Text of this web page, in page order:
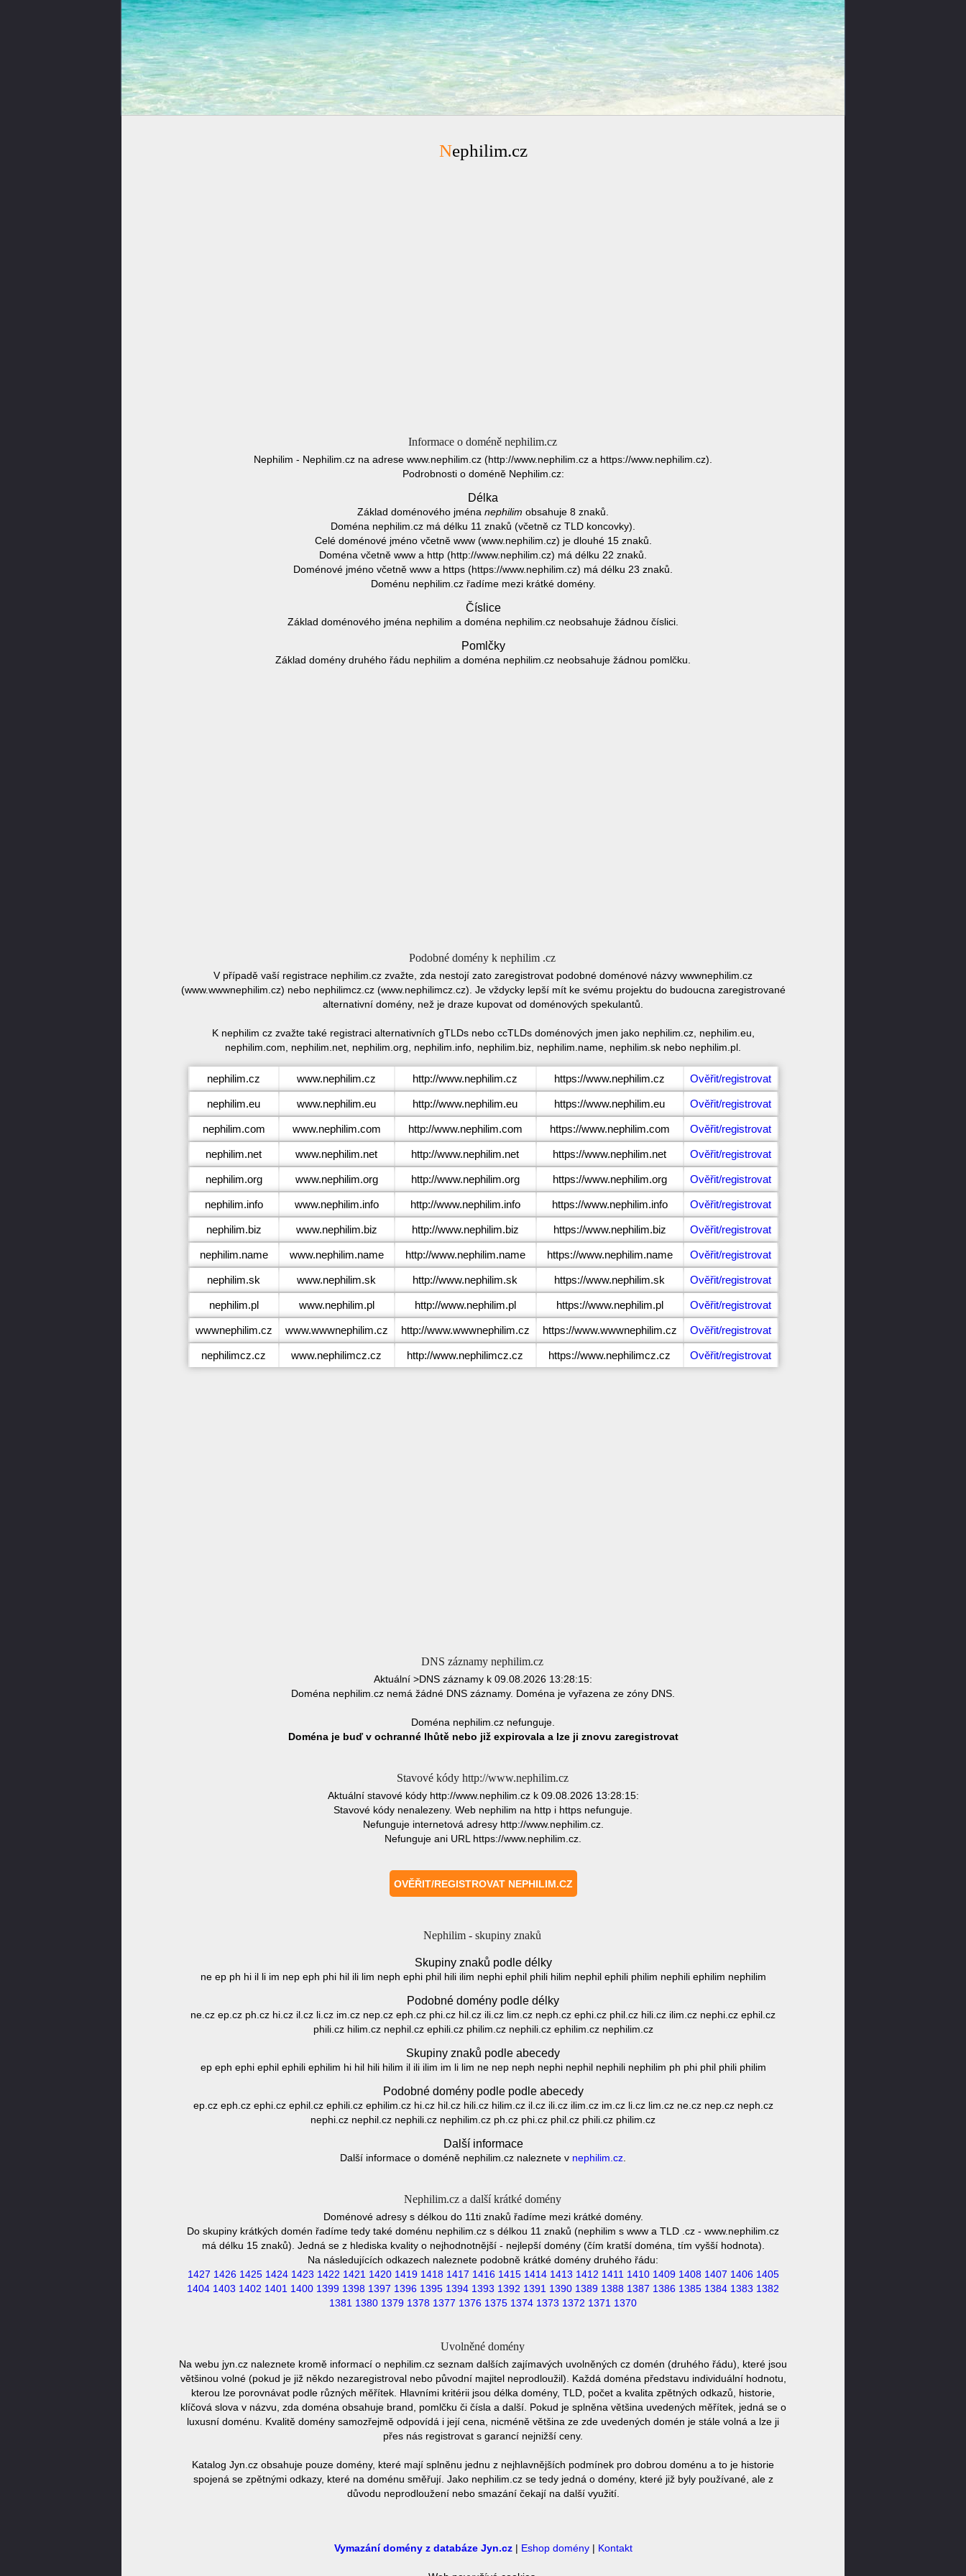
Nephilim.cz
Informace o doméně nephilim.cz
Nephilim - Nephilim.cz na adrese www.nephilim.cz (http://www.nephilim.cz a https://www.nephilim.cz).
Podrobnosti o doméně Nephilim.cz:
Délka
Základ doménového jména nephilim obsahuje 8 znaků.
Doména nephilim.cz má délku 11 znaků (včetně cz TLD koncovky).
Celé doménové jméno včetně www (www.nephilim.cz) je dlouhé 15 znaků.
Doména včetně www a http (http://www.nephilim.cz) má délku 22 znaků.
Doménové jméno včetně www a https (https://www.nephilim.cz) má délku 23 znaků.
Doménu nephilim.cz řadíme mezi krátké domény.
Číslice
Základ doménového jména nephilim a doména nephilim.cz neobsahuje žádnou číslici.
Pomlčky
Základ domény druhého řádu nephilim a doména nephilim.cz neobsahuje žádnou pomlčku.
Podobné domény k nephilim .cz
V případě vaší registrace nephilim.cz zvažte, zda nestojí zato zaregistrovat podobné doménové názvy wwwnephilim.cz
(www.wwwnephilim.cz) nebo nephilimcz.cz (www.nephilimcz.cz). Je vždycky lepší mít ke svému projektu do budoucna zaregistrované
alternativní domény, než je draze kupovat od doménových spekulantů.
K nephilim cz zvažte také registraci alternativních gTLDs nebo ccTLDs doménových jmen jako nephilim.cz, nephilim.eu,
nephilim.com, nephilim.net, nephilim.org, nephilim.info, nephilim.biz, nephilim.name, nephilim.sk nebo nephilim.pl.
nephilim.cz www.nephilim.cz http://www.nephilim.cz https://www.nephilim.cz Ověřit/registrovat
nephilim.eu www.nephilim.eu http://www.nephilim.eu https://www.nephilim.eu Ověřit/registrovat
nephilim.com www.nephilim.com http://www.nephilim.com https://www.nephilim.com Ověřit/registrovat
nephilim.net www.nephilim.net http://www.nephilim.net https://www.nephilim.net Ověřit/registrovat
nephilim.org www.nephilim.org http://www.nephilim.org https://www.nephilim.org Ověřit/registrovat
nephilim.info www.nephilim.info http://www.nephilim.info https://www.nephilim.info Ověřit/registrovat
nephilim.biz www.nephilim.biz http://www.nephilim.biz https://www.nephilim.biz Ověřit/registrovat
nephilim.name www.nephilim.name http://www.nephilim.name https://www.nephilim.name Ověřit/registrovat
nephilim.sk www.nephilim.sk http://www.nephilim.sk https://www.nephilim.sk Ověřit/registrovat
nephilim.pl www.nephilim.pl http://www.nephilim.pl https://www.nephilim.pl Ověřit/registrovat
wwwnephilim.cz www.wwwnephilim.cz http://www.wwwnephilim.cz https://www.wwwnephilim.cz Ověřit/registrovat
nephilimcz.cz www.nephilimcz.cz http://www.nephilimcz.cz https://www.nephilimcz.cz Ověřit/registrovat
DNS záznamy nephilim.cz
Aktuální >DNS záznamy k 09.08.2026 13:28:15:
Doména nephilim.cz nemá žádné DNS záznamy. Doména je vyřazena ze zóny DNS.
Doména nephilim.cz nefunguje.
Doména je buď v ochranné lhůtě nebo již expirovala a lze ji znovu zaregistrovat
Stavové kódy http://www.nephilim.cz
Aktuální stavové kódy http://www.nephilim.cz k 09.08.2026 13:28:15:
Stavové kódy nenalezeny. Web nephilim na http i https nefunguje.
Nefunguje internetová adresy http://www.nephilim.cz.
Nefunguje ani URL https://www.nephilim.cz.
Nephilim - skupiny znaků
Skupiny znaků podle délky
ne ep ph hi il li im nep eph phi hil ili lim neph ephi phil hili ilim nephi ephil phili hilim nephil ephili philim nephili ephilim nephilim
Podobné domény podle délky
ne.cz ep.cz ph.cz hi.cz il.cz li.cz im.cz nep.cz eph.cz phi.cz hil.cz ili.cz lim.cz neph.cz ephi.cz phil.cz hili.cz ilim.cz nephi.cz ephil.cz
phili.cz hilim.cz nephil.cz ephili.cz philim.cz nephili.cz ephilim.cz nephilim.cz
Skupiny znaků podle abecedy
ep eph ephi ephil ephili ephilim hi hil hili hilim il ili ilim im li lim ne nep neph nephi nephil nephili nephilim ph phi phil phili philim
Podobné domény podle podle abecedy
ep.cz eph.cz ephi.cz ephil.cz ephili.cz ephilim.cz hi.cz hil.cz hili.cz hilim.cz il.cz ili.cz ilim.cz im.cz li.cz lim.cz ne.cz nep.cz neph.cz
nephi.cz nephil.cz nephili.cz nephilim.cz ph.cz phi.cz phil.cz phili.cz philim.cz
Další informace
Další informace o doméně nephilim.cz naleznete v nephilim.cz
Nephilim.cz a další krátké domény
Doménové adresy s délkou do 11ti znaků řadíme mezi krátké domény.
Do skupiny krátkých domén řadíme tedy také doménu nephilim.cz s délkou 11 znaků (nephilim s www a TLD .cz - www.nephilim.cz
má délku 15 znaků). Jedná se z hlediska kvality o nejhodnotnější - nejlepší domény (čím kratší doména, tím vyšší hodnota).
Na následujících odkazech naleznete podobně krátké domény druhého řádu:
1427 1426 1425 1424 1423 1422 1421 1420 1419 1418 1417 1416 1415 1414 1413 1412 1411 1410 1409 1408 1407 1406 1405
1404 1403 1402 1401 1400 1399 1398 1397 1396 1395 1394 1393 1392 1391 1390 1389 1388 1387 1386 1385 1384 1383 1382
1381 1380 1379 1378 1377 1376 1375 1374 1373 1372 1371 1370
Uvolněné domény
Na webu jyn.cz naleznete kromě informací o nephilim.cz seznam dalších zajímavých uvolněných cz domén (druhého řádu), které jsou
většinou volné (pokud je již někdo nezaregistroval nebo původní majitel neprodloužil). Každá doména představu individuální hodnotu,
kterou lze porovnávat podle různých měřítek. Hlavními kritérii jsou délka domény, TLD, počet a kvalita zpětných odkazů, historie,
klíčová slova v názvu, zda doména obsahuje brand, pomlčku či čísla a další. Pokud je splněna většina uvedených měřítek, jedná se o
luxusní doménu. Kvalitě domény samozřejmě odpovídá i její cena, nicméně většina ze zde uvedených domén je stále volná a lze ji
přes nás registrovat s garancí nejnižší ceny.
Katalog Jyn.cz obsahuje pouze domény, které mají splněnu jednu z nejhlavnějších podmínek pro dobrou doménu a to je historie
spojená se zpětnými odkazy, které na doménu směřují. Jako nephilim.cz se tedy jedná o domény, které již byly používané, ale z
důvodu neprodloužení nebo smazání čekají na další využití.
Vymazání domény z databáze Jyn.cz| Eshop domény| Kontakt